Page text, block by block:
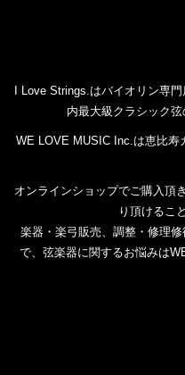
I Love Strings.はバイオリン専
内最大級クラシック弦
WE LOVE MUSIC Inc.は恵比寿
オンラインショップでご購入頂
り頂けるこ
楽器・楽弓販売、調整・修理
で、弦楽器に関するお悩みは